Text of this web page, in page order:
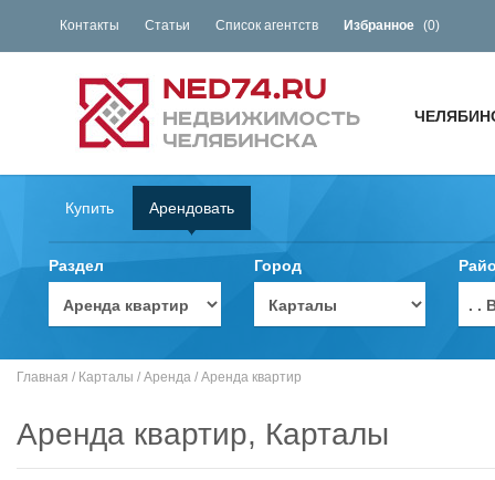
Контакты Статьи Список агентств Избранное (0)
Купить Арендовать
Раздел Город
. .
Главная / Карталы / Аренда / Аренда квартир
Аренда квартир, Карталы